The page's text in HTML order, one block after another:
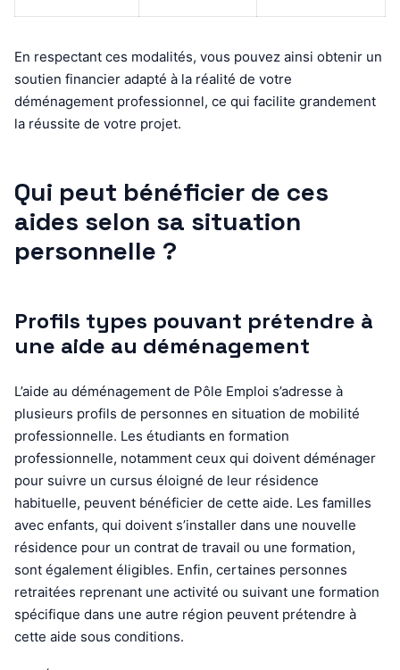
En respectant ces modalités, vous pouvez ainsi obtenir un
soutien financier adapté à la réalité de votre
déménagement professionnel, ce qui facilite grandement
la réussite de votre projet.
Qui peut bénéficier de ces
aides selon sa situation
personnelle ?
Profils types pouvant prétendre à
une aide au déménagement
L’aide au déménagement de Pôle Emploi s’adresse à
plusieurs profils de personnes en situation de mobilité
professionnelle. Les étudiants en formation
professionnelle, notamment ceux qui doivent déménager
pour suivre un cursus éloigné de leur résidence
habituelle, peuvent bénéficier de cette aide. Les familles
avec enfants, qui doivent s’installer dans une nouvelle
résidence pour un contrat de travail ou une formation,
sont également éligibles. Enfin, certaines personnes
retraitées reprenant une activité ou suivant une formation
spécifique dans une autre région peuvent prétendre à
cette aide sous conditions.